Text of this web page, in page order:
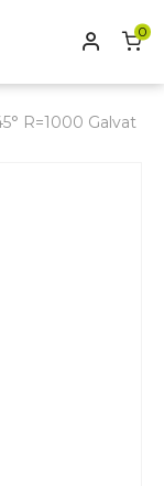
Mitt0
R=1000 Galvat